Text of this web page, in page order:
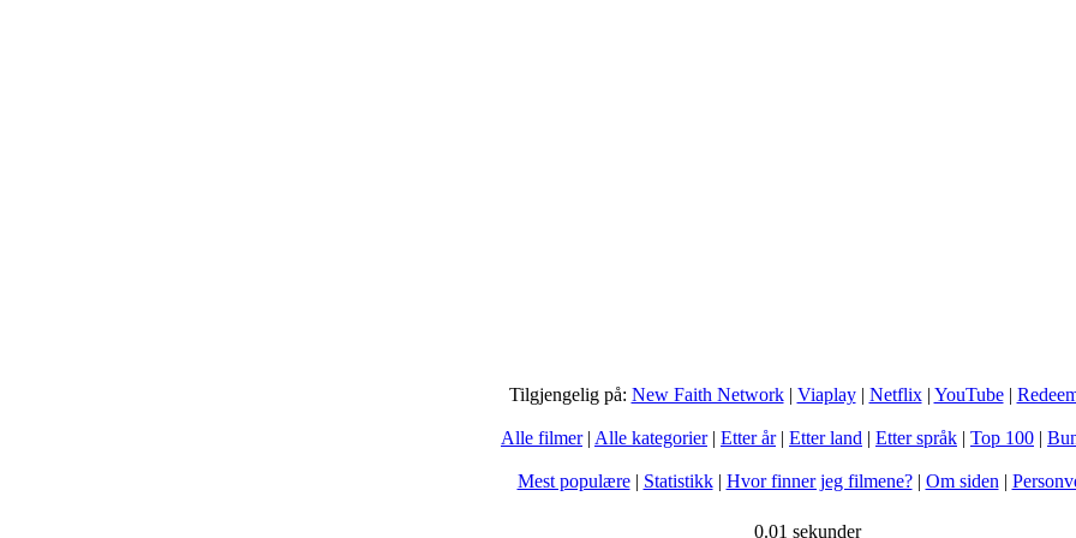
Tilgjengelig på: New Faith Network| Viaplay| Netflix| YouTube|
Alle filmer| Alle kategorier| Etter år| Etter land | Etter språk | Top 100 |
Mest populære| Statistikk| Hvor finner jeg filmene?| Om siden |
0.01 sekunder